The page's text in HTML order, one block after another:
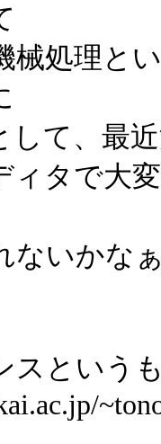
械処理と
して、最
ィタで大
ないかな
スという